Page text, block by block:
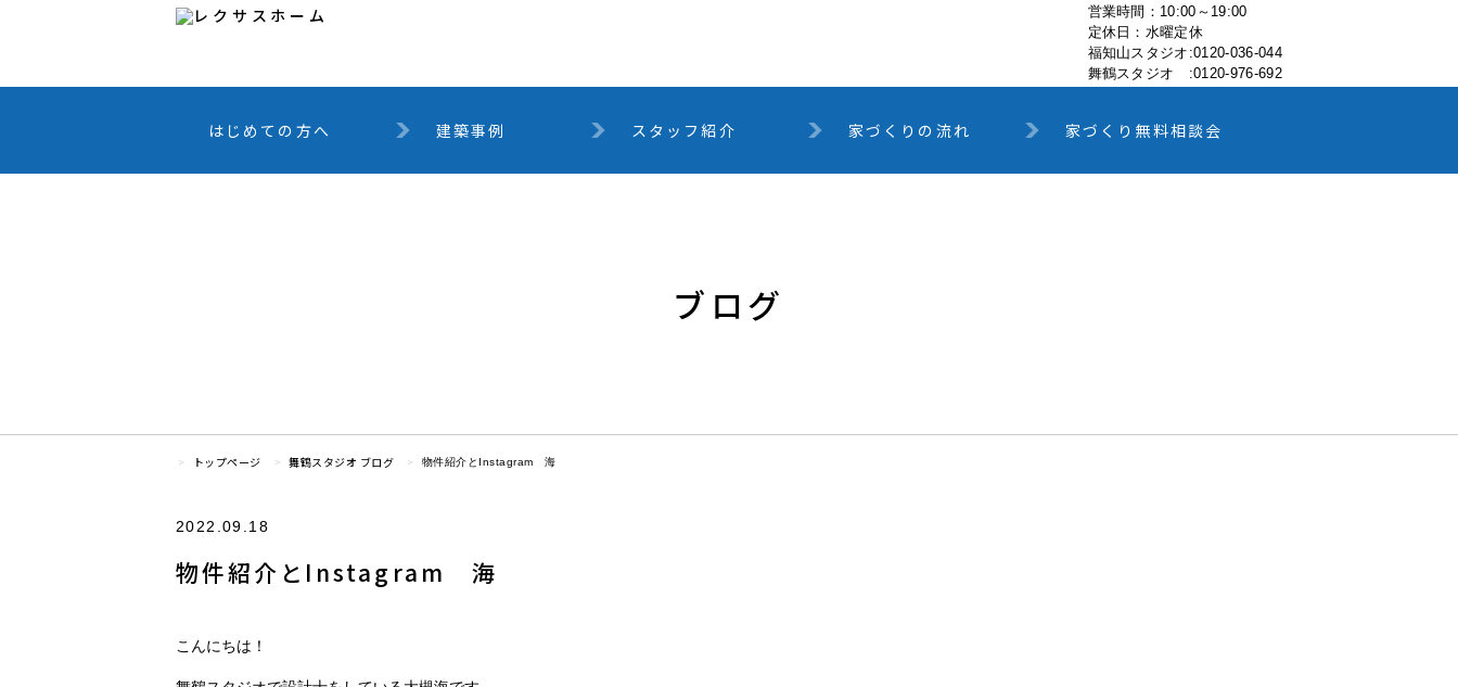
はじめての方へ 建築事例 スタッフ紹介 家づくりの流れ 家づくり無料相談会
営業時間：10:00～19:00
定休日：水曜定休
福知山スタジオ:0120-036-044
舞鶴スタジオ :0120-976-692
ブログ
トップページ 舞鶴スタジオ ブログ 物件紹介とInstagram 海
2022.09.18
物件紹介とInstagram 海
こんにちは！